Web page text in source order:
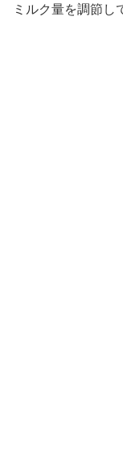
ミルク量を調節し